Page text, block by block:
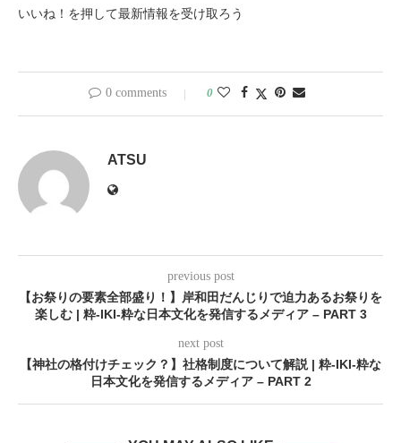
いいね！を押して最新情報を受け取ろう
0 comments 0
ATSU
previous post
【お祭りの要素全部盛り！】岸和田だんじりで迫力あるお祭りを
楽しむ | 粋-IKI-粋な日本文化を発信するメディア – PART 3
next post
【神社の格付けチェック？】社格制度について解説 | 粋-IKI-粋な
日本文化を発信するメディア – PART 2